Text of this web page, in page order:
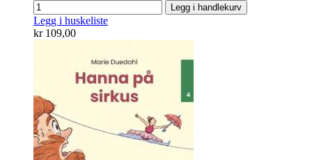
Legg i handlekurv
Legg i huskeliste
kr 109,00